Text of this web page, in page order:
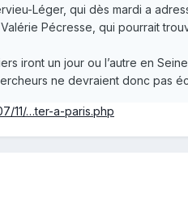
Léger, qui dès mardi a
Pécresse, qui pourrait
iront un jour ou l’autre en
ne devraient donc pas
11/…ter-a-paris.php